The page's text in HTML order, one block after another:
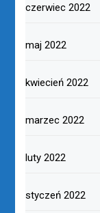
czerwiec 2022
maj 2022
kwiecień 2022
marzec 2022
luty 2022
styczeń 2022